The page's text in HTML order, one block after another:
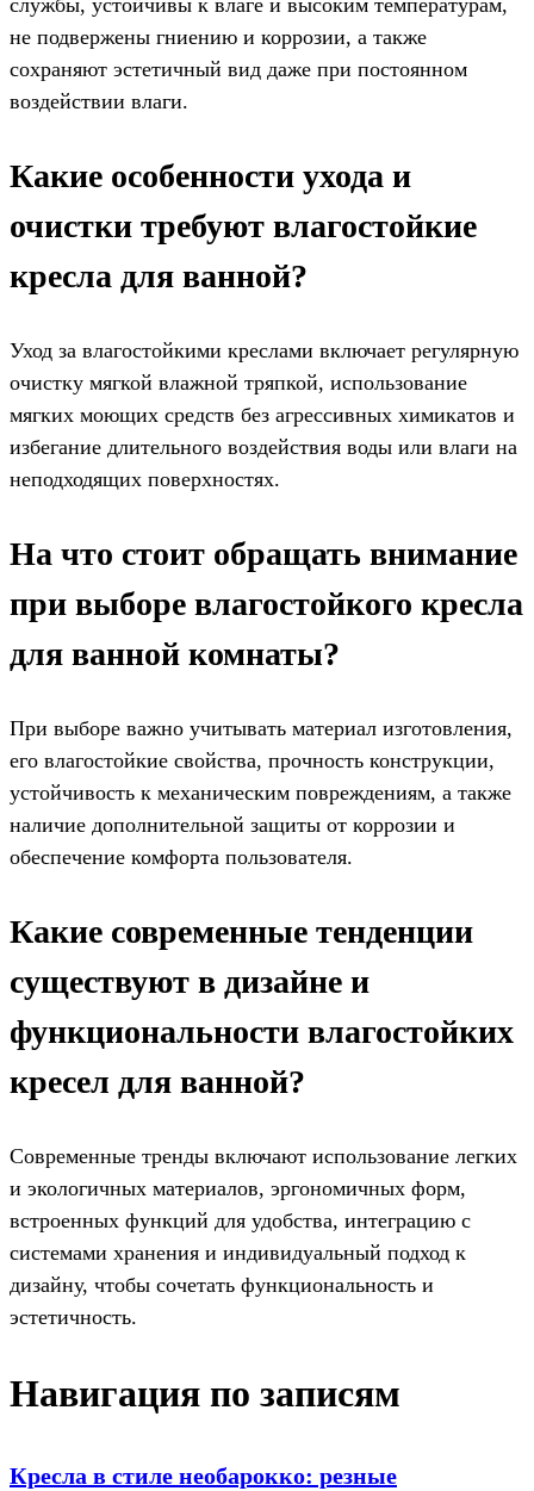
не подвержены гниению и коррозии, а также
сохраняют эстетичный вид даже при постоянном
воздействии влаги.
Какие особенности ухода и
очистки требуют влагостойкие
кресла для ванной?
Уход за влагостойкими креслами включает регулярную
очистку мягкой влажной тряпкой, использование
мягких моющих средств без агрессивных химикатов и
избегание длительного воздействия воды или влаги на
неподходящих поверхностях.
На что стоит обращать внимание
при выборе влагостойкого кресла
для ванной комнаты?
При выборе важно учитывать материал изготовления,
его влагостойкие свойства, прочность конструкции,
устойчивость к механическим повреждениям, а также
наличие дополнительной защиты от коррозии и
обеспечение комфорта пользователя.
Какие современные тенденции
существуют в дизайне и
функциональности влагостойких
кресел для ванной?
Современные тренды включают использование легких
и экологичных материалов, эргономичных форм,
встроенных функций для удобства, интеграцию с
системами хранения и индивидуальный подход к
дизайну, чтобы сочетать функциональность и
эстетичность.
Навигация по записям
Кресла в стиле необарокко: резные